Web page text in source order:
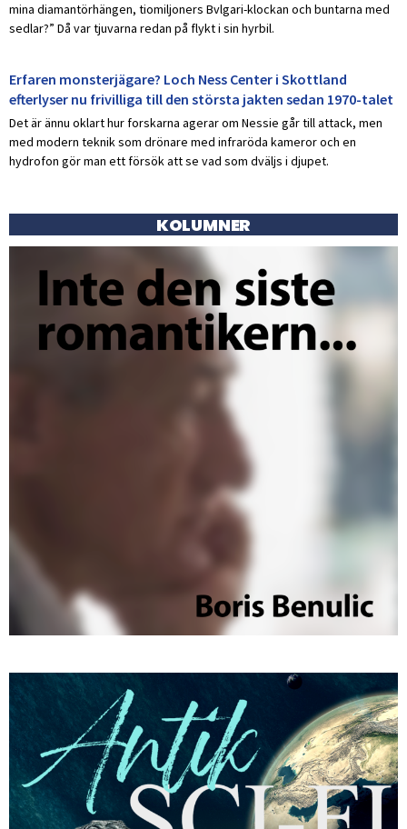
mina diamantörhängen, tiomiljoners Bvlgari-klockan och buntarna med
sedlar?” Då var tjuvarna redan på flykt i sin hyrbil.
Erfaren monsterjägare? Loch Ness Center i Skottland
efterlyser nu frivilliga till den största jakten sedan 1970-talet
Det är ännu oklart hur forskarna agerar om Nessie går till attack, men
med modern teknik som drönare med infraröda kameror och en
hydrofon gör man ett försök att se vad som dväljs i djupet.
KOLUMNER